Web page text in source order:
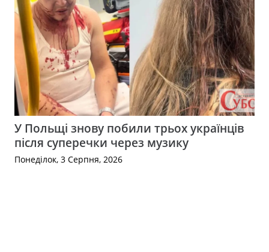
У Польщі знову побили трьох українців
після суперечки через музику
Понеділок, 3 Серпня, 2026